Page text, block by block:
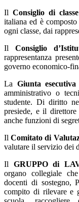
Il Consiglio di classe
italiana ed è
ogni classe, dai
IlConsiglio
rappresentanza
governo economico-
La Giunta esecutiva
amministrativo o
studente. Di diritto
presiede, e il
anche funzioni di
IlComitato di
valutare il servizio dei
Il GRUPPO di
organo collegiale
docenti di sostegno,
compito di rilevare e